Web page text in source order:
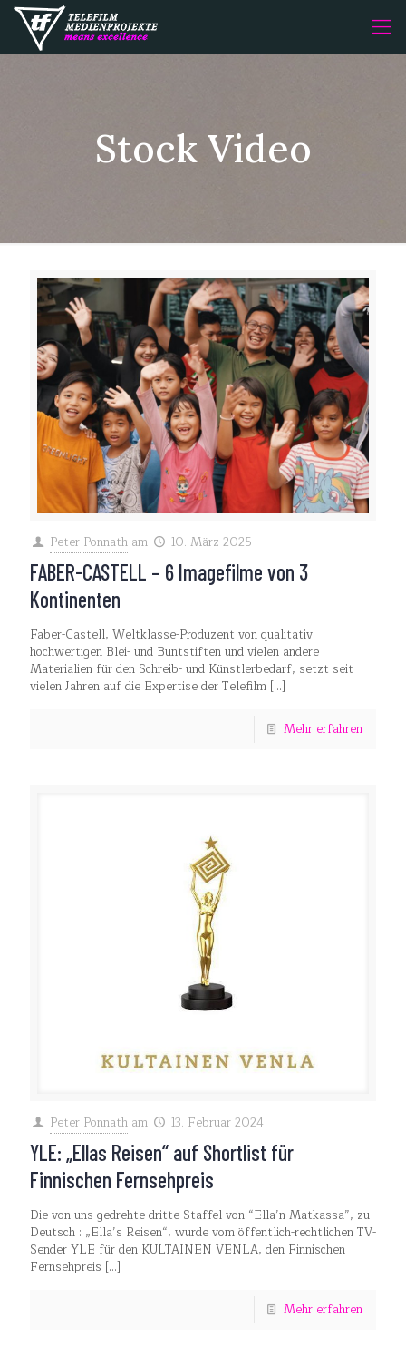
Stock Video
Peter Ponnath am 10. März 2025
FABER-CASTELL – 6 Imagefilme von 3
Kontinenten
Faber-Castell, Weltklasse-Produzent von qualitativ
hochwertigen Blei- und Buntstiften und vielen andere
Materialien für den Schreib- und Künstlerbedarf, setzt seit
vielen Jahren auf die Expertise der Telefilm […]
Mehr erfahren
Peter Ponnath am 13. Februar 2024
YLE: „Ellas Reisen“ auf Shortlist für
Finnischen Fernsehpreis
Die von uns gedrehte dritte Staffel von “Ella’n Matkassa”, zu
Deutsch : „Ella’s Reisen“, wurde vom öffentlich-rechtlichen TV-
Sender YLE für den KULTAINEN VENLA, den Finnischen
Fernsehpreis […]
Mehr erfahren